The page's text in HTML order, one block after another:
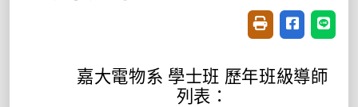
友善列印(開新視
分享至臉書
分享
嘉大電物系 學士班 歷年班級導師
列表：